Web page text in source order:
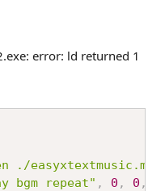
error: ld returned 1
./
bgm repeat" , 0 , 0 ,